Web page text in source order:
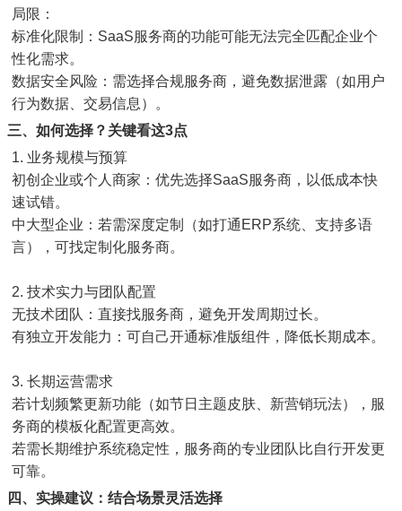
局限：
标准化限制：SaaS服务商的功能可能无法完全匹配企业个
性化需求。
数据安全风险：需选择合规服务商，避免数据泄露（如用户
行为数据、交易信息）。
三、如何选择？关键看这3点
1. 业务规模与预算
初创企业或个人商家：优先选择SaaS服务商，以低成本快
速试错。
中大型企业：若需深度定制（如打通ERP系统、支持多语
言），可找定制化服务商。
2. 技术实力与团队配置
无技术团队：直接找服务商，避免开发周期过长。
有独立开发能力：可自己开通标准版组件，降低长期成本。
3. 长期运营需求
若计划频繁更新功能（如节日主题皮肤、新营销玩法），服
务商的模板化配置更高效。
若需长期维护系统稳定性，服务商的专业团队比自行开发更
可靠。
四、实操建议：结合场景灵活选择